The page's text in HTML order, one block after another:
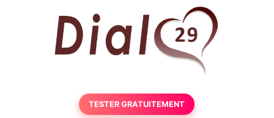
TESTER GRATUITEMENT